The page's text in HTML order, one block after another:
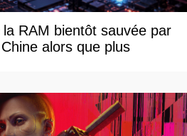
RAM bientôt sauvée par
alors que plus